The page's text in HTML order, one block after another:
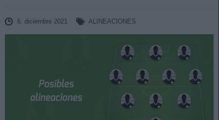
6. diciembre 2021 ALINEACIONES